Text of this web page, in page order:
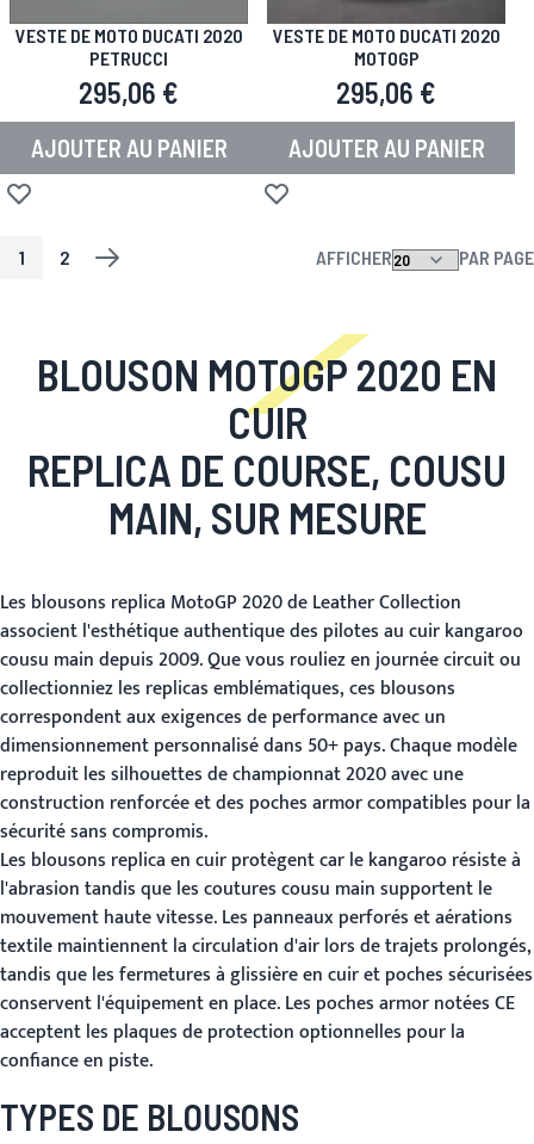
VESTE DE MOTO DUCATI 2020
PETRUCCI
295,06 €
AJOUTER AU PANIER
Ajouter à la liste d'achats
VESTE DE MOTO DUCATI 2020
MOTOGP
295,06 €
AJOUTER AU PANIER
Ajouter à la liste d'achats
PAGEVOUS LISEZ ACTUELLEMENT LA PAGE
1
PAGE
2
PAGE
SUIV.
AFFICHER PAR PAGE
BLOUSON MOTOGP 2020 EN
CUIR
REPLICA DE COURSE, COUSU
MAIN, SUR MESURE
Les blousons replica MotoGP 2020 de Leather Collection
associent l'esthétique authentique des pilotes au cuir kangaroo
cousu main depuis 2009. Que vous rouliez en journée circuit ou
collectionniez les replicas emblématiques, ces blousons
correspondent aux exigences de performance avec un
dimensionnement personnalisé dans 50+ pays. Chaque modèle
reproduit les silhouettes de championnat 2020 avec une
construction renforcée et des poches armor compatibles pour la
sécurité sans compromis.
Les blousons replica en cuir protègent car le kangaroo résiste à
l'abrasion tandis que les coutures cousu main supportent le
mouvement haute vitesse. Les panneaux perforés et aérations
textile maintiennent la circulation d'air lors de trajets prolongés,
tandis que les fermetures à glissière en cuir et poches sécurisées
conservent l'équipement en place. Les poches armor notées CE
acceptent les plaques de protection optionnelles pour la
confiance en piste.
TYPES DE BLOUSONS